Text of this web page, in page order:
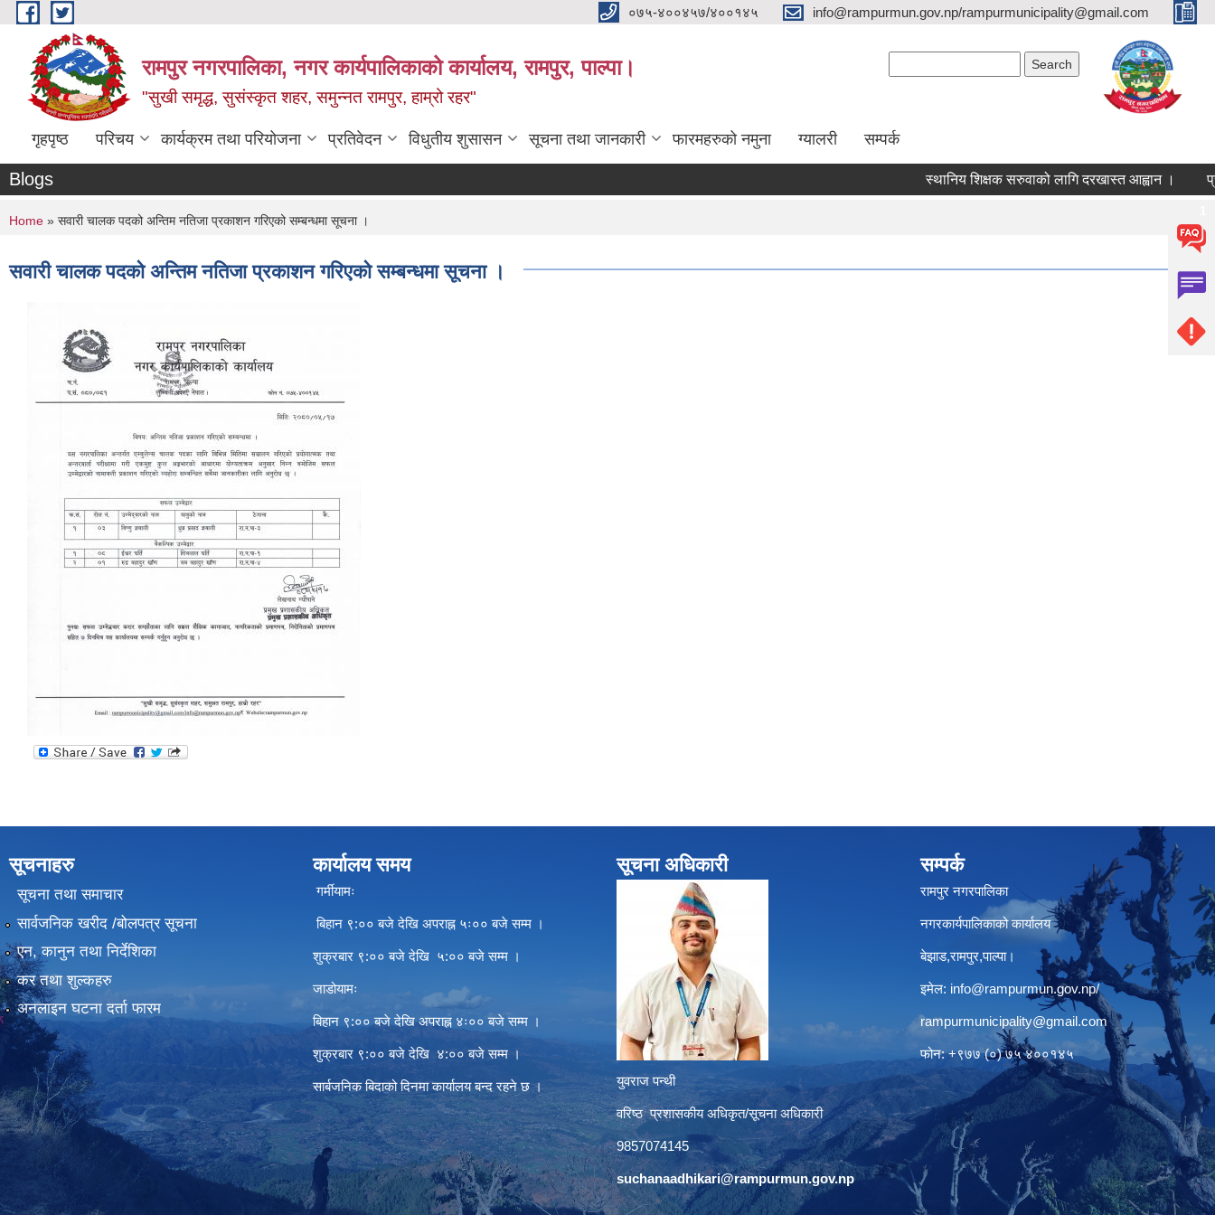
Skip to main content ०७५-४००४५७/४००१४५ info@rampurmun.gov.np/rampurmunicipality@gmail.com
रामपुर नगरपालिका, नगर कार्यपालिकाको कार्यालय, रामपुर, पाल्पा।
"सुखी समृद्ध, सुसंस्कृत शहर, समुन्नत रामपुर, हाम्रो रहर"
गृहपृष्ठ परिचय कार्यक्रम तथा परियोजना प्रतिवेदन विधुतीय शुसासन सूचना तथा जानकारी फारमहरुको नमुना ग्यालरी सम्पर्क
Blogs स्थानिय शिक्षक सरुवाको लागि दरखास्त आह्वान ।
You are here
Home » सवारी चालक पदको अन्तिम नतिजा प्रकाशन गरिएको सम्बन्धमा सूचना ।
सवारी चालक पदको अन्तिम नतिजा प्रकाशन गरिएको सम्बन्धमा सूचना ।
सूचनाहरु
सूचना तथा समाचार
सार्वजनिक खरीद /बोलपत्र सूचना
एन, कानुन तथा निर्देशिका
कर तथा शुल्कहरु
अनलाइन घटना दर्ता फारम
कार्यालय समय
गर्मीयामः
बिहान ९:०० बजे देखि अपराह्न ५ः०० बजे सम्म ।
शुक्रबार ९:०० बजे देखि ५:०० बजे सम्म ।
जाडोयामः
बिहान ९:०० बजे देखि अपराह्न ४ः०० बजे सम्म ।
शुक्रबार ९:०० बजे देखि ४:०० बजे सम्म ।
सार्बजनिक बिदाको दिनमा कार्यालय बन्द रहने छ ।
सूचना अधिकारी
युवराज पन्थी
वरिष्ठ प्रशासकीय अधिकृत/सूचना अधिकारी
9857074145
suchanaadhikari@rampurmun.gov.np
सम्पर्क
रामपुर नगरपालिका
नगरकार्यपालिकाको कार्यालय
बेझाड,रामपुर,पाल्पा।
इमेल: info@rampurmun.gov.np/
rampurmunicipality@gmail.com
फोन: +९७७ (०) ७५ ४००१४५